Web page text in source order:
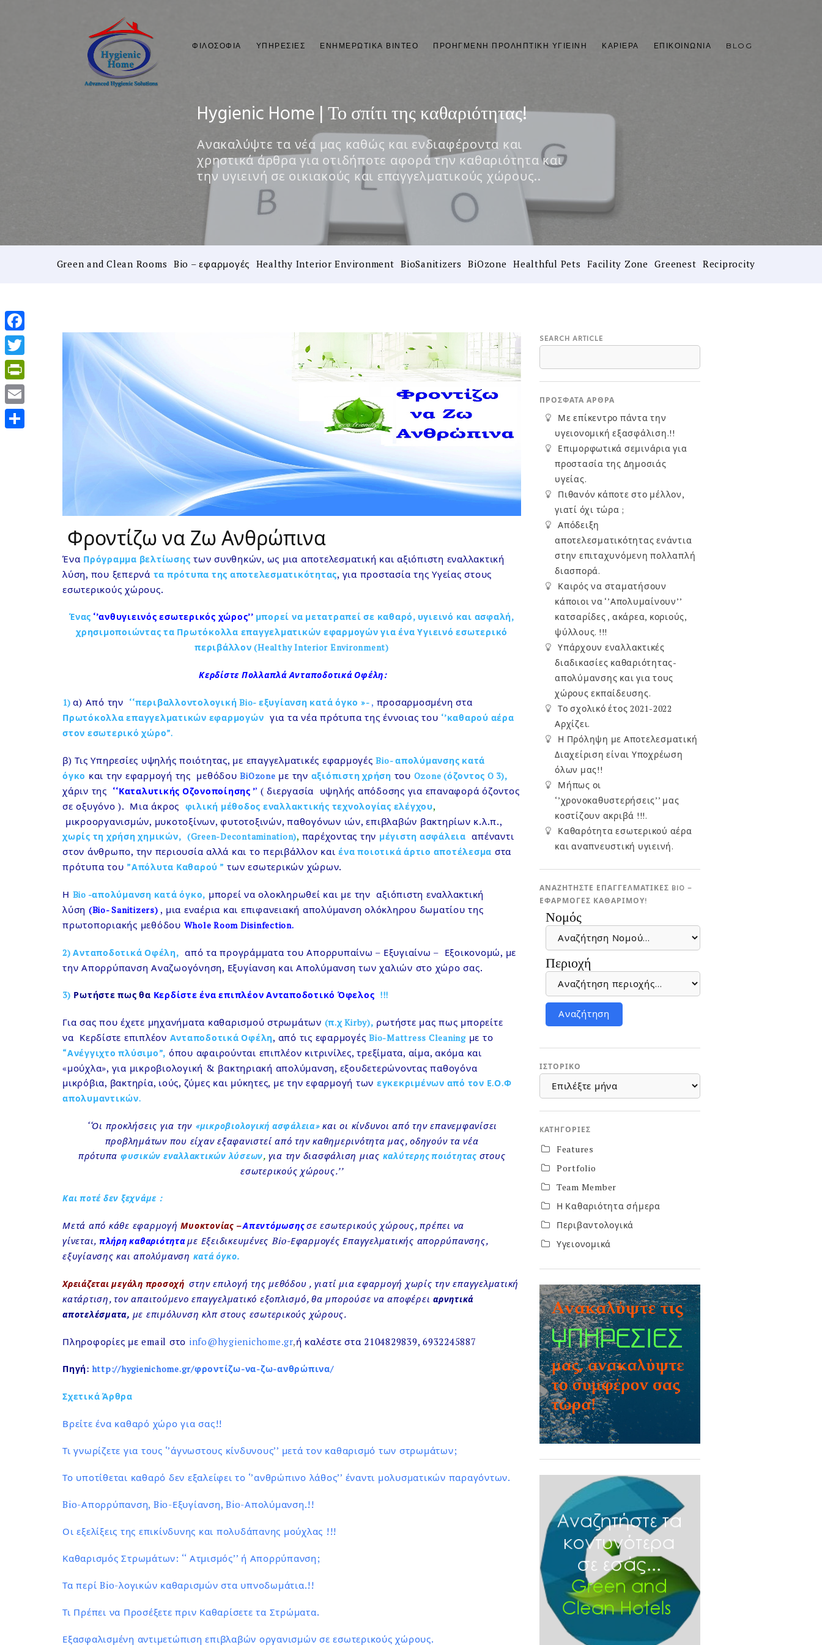
ΦΙΛΟΣΟΦΊΑ ΥΠΗΡΕΣΊΕΣ ΕΝΗΜΕΡΩΤΙΚΆ ΒΊΝΤΕΟ ΠΡΟΗΓΜΈΝΗ ΠΡΟΛΗΠΤΙΚΉ ΥΓΙΕΙΝΉ ΚΑΡΙΈΡΑ ΕΠΙΚΟΙΝΩΝΊΑ BLOG
Hygienic Home | Το σπίτι της καθαριότητας!
Ανακαλύψτε τα νέα μας καθώς και ενδιαφέροντα και
χρηστικά άρθρα για οτιδήποτε αφορά την καθαριότητα και
την υγιεινή σε οικιακούς και επαγγελματικούς χώρους..
Green and Clean Rooms Bio – εφαρμογές Healthy Interior Environment BioSanitizers BiOzone Healthful Pets Facility Zone Greenest Reciprocity
Φροντίζω να Ζω Ανθρώπινα
Ένα Πρόγραμμα βελτίωσης των συνθηκών, ως μια αποτελεσματική και αξιόπιστη εναλλακτική
λύση, που ξεπερνά τα πρότυπα της αποτελεσματικότητας, για προστασία της Υγείας στους
εσωτερικούς χώρους.
Ένας ‘’ανθυγιεινός εσωτερικός χώρος’’ μπορεί να μετατραπεί σε καθαρό, υγιεινό και ασφαλή,
χρησιμοποιώντας τα Πρωτόκολλα επαγγελματικών εφαρμογών για ένα Υγιεινό εσωτερικό
περιβάλλον (Healthy Interior Environment)
Κερδίστε Πολλαπλά Ανταποδοτικά Οφέλη:
1)α) Από την ‘‘περιβαλλοντολογική Bio- εξυγίανση κατά όγκο »- , προσαρμοσμένη στα
Πρωτόκολλα επαγγελματικών εφαρμογών για τα νέα πρότυπα της έννοιας του ‘’καθαρού αέρα
στον εσωτερικό χώρο”.
β) Τις Υπηρεσίες υψηλής ποιότητας, με επαγγελματικές εφαρμογές Bio- απολύμανσης κατά
όγκο και την εφαρμογή της μεθόδου BiOzone με την αξιόπιστη χρήση του Ozone (όζοντος O 3),
χάριν της ‘‘Καταλυτικής Οζονοποίησης ’’ ( διεργασία υψηλής απόδοσης για επαναφορά όζοντος
σε οξυγόνο ). Μια άκρος φιλική μέθοδος εναλλακτικής τεχνολογίας ελέγχου,
μικροοργανισμών, μυκοτοξίνων, φυτοτοξινών, παθογόνων ιών, επιβλαβών βακτηρίων κ.λ.π.,
χωρίς τη χρήση χημικών, (Green-Decontamination), παρέχοντας την μέγιστη ασφάλεια απέναντι
στον άνθρωπο, την περιουσία αλλά και το περιβάλλον καιένα ποιοτικά άρτιο αποτέλεσμα στα
πρότυπα του ”Απόλυτα Καθαρού ” των εσωτερικών χώρων.
Η Bio -απολύμανση κατά όγκο, μπορεί να ολοκληρωθεί και με την αξιόπιστη εναλλακτική
λύση (Bio- Sanitizers) , μια εναέρια και επιφανειακή απολύμανση ολόκληρου δωματίου της
πρωτοποριακής μεθόδου Whole Room Disinfection.
2)Ανταποδοτικά Οφέλη, από τα προγράμματα του Απορρυπαίνω – Εξυγιαίνω – Εξοικονομώ, με
την Απορρύπανση Αναζωογόνηση, Εξυγίανση και Απολύμανση των χαλιών στο χώρο σας.
3) Ρωτήστε πως θα Κερδίστε ένα επιπλέον Ανταποδοτικό Όφελος !!!
Για σας που έχετε μηχανήματα καθαρισμού στρωμάτων (π.χ Kirby), ρωτήστε μας πως μπορείτε
να Κερδίστε επιπλέον Ανταποδοτικά Οφέλη, από τις εφαρμογές Bio-Mattress Cleaningμε το
“Ανέγγιχτο πλύσιμο”, όπου αφαιρούνται επιπλέον κιτρινίλες, τρεξίματα, αίμα, ακόμα και
«μούχλα», για μικροβιολογική & βακτηριακή απολύμανση, εξουδετερώνοντας παθογόνα
μικρόβια, βακτηρία, ιούς, ζύμες και μύκητες, με την εφαρμογή των εγκεκριμένων από τον Ε.Ο.Φ
απολυμαντικών.
‘‘Οι προκλήσεις για την «μικροβιολογική ασφάλεια» και οι κίνδυνοι από την επανεμφανίσει
προβλημάτων που είχαν εξαφανιστεί από την καθημερινότητα μας, οδηγούν τα νέα
πρότυπα φυσικών εναλλακτικών λύσεων, για την διασφάλιση μιας καλύτερης ποιότητας στους
εσωτερικούς χώρους.’’
Και ποτέ δεν ξεχνάμε :
Μετά από κάθε εφαρμογήΜυοκτονίας –Απεντόμωσηςσε εσωτερικούς χώρους, πρέπει να
γίνεται, πλήρη καθαριότηταμε Εξειδικευμένες Bio-Εφαρμογές Επαγγελματικής απορρύπανσης,
εξυγίανσης και απολύμανση κατά όγκο.
Χρειάζεται μεγάλη προσοχή στην επιλογή της μεθόδου , γιατί μια εφαρμογή χωρίς την επαγγελματική
κατάρτιση, τον απαιτούμενο επαγγελματικό εξοπλισμό, θα μπορούσε να αποφέρει αρνητικά
αποτελέσματα, με επιμόλυνση κλπ στους εσωτερικούς χώρους.
Πληροφορίες με email στο info@hygienichome.gr,ή καλέστε στα 2104829839, 6932245887
Πηγή: http://hygienichome.gr/φροντίζω-να-ζω-ανθρώπινα/‎
Σχετικά Άρθρα
Βρείτε ένα καθαρό χώρο για σας!!
Τι γνωρίζετε για τους ‘’άγνωστους κίνδυνους’’ μετά τον καθαρισμό των στρωμάτων;
Το υποτίθεται καθαρό δεν εξαλείφει το ‘’ανθρώπινο λάθος’’ έναντι μολυσματικών παραγόντων.
Bio-Απορρύπανση, Bio-Εξυγίανση, Bio-Απολύμανση.!!
Οι εξελίξεις της επικίνδυνης και πολυδάπανης μούχλας !!!
Καθαρισμός Στρωμάτων: ‘‘ Ατμισμός’’ ή Απορρύπανση;
Τα περί Bio-λογικών καθαρισμών στα υπνοδωμάτια.!!
Τι Πρέπει να Προσέξετε πριν Καθαρίσετε τα Στρώματα.
Εξασφαλισμένη αντιμετώπιση επιβλαβών οργανισμών σε εσωτερικούς χώρους.
SEARCH ARTICLE
ΠΡΌΣΦΑΤΑ ΆΡΘΡΑ
Με επίκεντρο πάντα την
υγειονομική εξασφάλιση.!!
Επιμορφωτικά σεμινάρια για
προστασία της Δημοσιάς
υγείας.
Πιθανόν κάποτε στο μέλλον,
γιατί όχι τώρα ;
Απόδειξη
αποτελεσματικότητας ενάντια
στην επιταχυνόμενη πολλαπλή
διασπορά.
Καιρός να σταματήσουν
κάποιοι να ‘’Απολυμαίνουν’’
κατσαρίδες , ακάρεα, κοριούς,
ψύλλους. !!!
Υπάρχουν εναλλακτικές
διαδικασίες καθαριότητας-
απολύμανσης και για τους
χώρους εκπαίδευσης.
Το σχολικό έτος 2021-2022
Αρχίζει.
Η Πρόληψη με Αποτελεσματική
Διαχείριση είναι Υποχρέωση
όλων μας!!
Μήπως οι
‘’χρονοκαθυστερήσεις’’ μας
κοστίζουν ακριβά !!!.
Καθαρότητα εσωτερικού αέρα
και αναπνευστική υγιεινή.
ΑΝΑΖΗΤΗΣΤΕ ΕΠΑΓΓΕΛΜΑΤΙΚΕΣ BIO –
ΕΦΑΡΜΟΓΕΣ ΚΑΘΑΡΙΜΟΎ!
Νομός
Περιοχή
ΙΣΤΟΡΙΚΌ
ΙΣΤΟΡΙΚΌ
KΑΤΗΓΟΡΊΕΣ
Features
Portfolio
Team Member
Η Καθαριότητα σήμερα
Περιβαντολογικά
Υγειονομικά
Facebook
Twitter
PrintFriendly
Email